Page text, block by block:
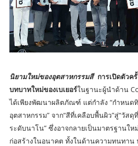
นิยามใหม่ของอุตสาหกรรมสี การเปิดตัวค
บทบาทใหม่ของเบเยอร์ในฐานะผู้นำด้าน
ได้เพียงพัฒนาผลิตภัณฑ์ แต่กำลัง “กำหนด
อุตสาหกรรม” จาก“สีที่เคลือบพื้นผิว”สู่“วัส
ระดับนาโน” ซึ่งอาจกลายเป็นมาตรฐานให
ก่อสร้างในอนาคต ทั้งในด้านความทนทาน